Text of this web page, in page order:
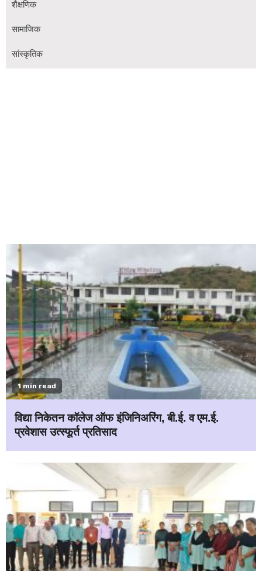
शैक्षणिक
सामाजिक
सांस्कृतिक
1 min read
विद्या निकेतन कॉलेज ऑफ इंजिनिअरिंग, बी.ई. व एम.ई.
प्रवेशास उत्स्फूर्त प्रतिसाद